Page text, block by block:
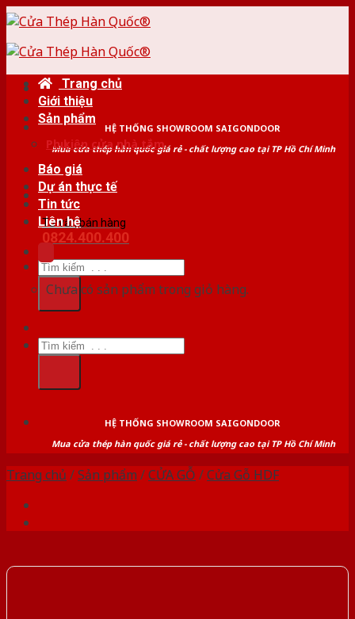
Skip
content
HỆ THỐNG SHOWROOM SAIGONDOOR
Mua cửa thép hàn quốc giá rẻ - chất lượng cao tại TP Hồ Chí Minh
Tư vấn bán hàng
0824.400.400
Tìm
kiếm:
Trang chủ
Giới thiệu
Sản phẩm
Phụ kiện cửa nhà tắm
Báo giá
Dự án thực tế
Tin tức
Liên hệ
Chưa có sản phẩm trong giỏ hàng.
Tìm
kiếm:
HỆ THỐNG SHOWROOM SAIGONDOOR
Mua cửa thép hàn quốc giá rẻ - chất lượng cao tại TP Hồ Chí Minh
Trang chủ /Sản phẩm /CỬA GỖ /Cửa Gỗ HDF